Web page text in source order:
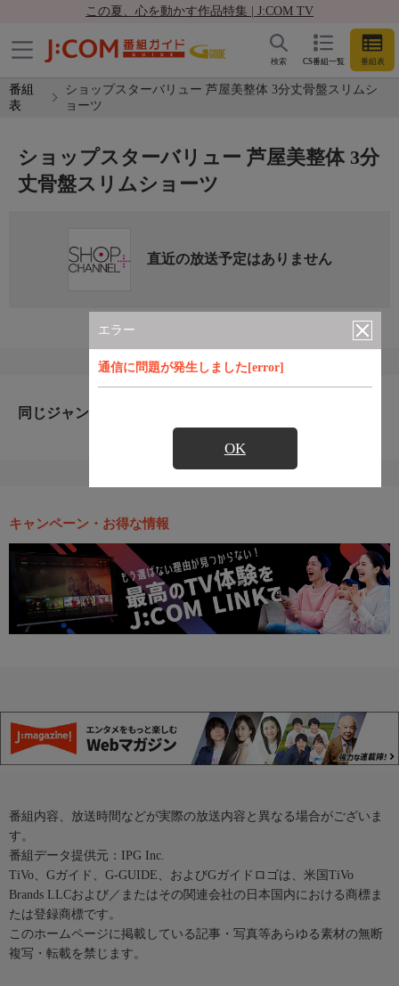
この夏、心を動かす作品特集 | J:COM TV
CS番組一覧 番組表
検索
番組
表
ショップスターバリュー 芦屋美整体 3分丈骨盤スリムシ
ョーツ
エラー
通信に問題が発生しました[error]
OK
ショップスターバリュー 芦屋美整体 3分
丈骨盤スリムショーツ
直近の放送予定はありません
同じジャンルのおすすめ番組
キャンペーン・お得な情報
番組内容、放送時間などが実際の放送内容と異なる場合がございま
す。
番組データ提供元：IPG Inc.
TiVo、Gガイド、G-GUIDE、およびGガイドロゴは、米国TiVo
Brands LLCおよび／またはその関連会社の日本国内における商標ま
たは登録商標です。
このホームページに掲載している記事・写真等あらゆる素材の無断
複写・転載を禁じます。